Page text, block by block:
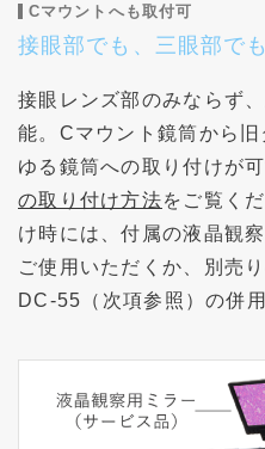
Cマウントへも取付可
接眼部でも、三眼部で
接眼レンズ部のみならず
能。Cマウント鏡筒から
ゆる鏡筒への取り付けが
の取り付け方法をご覧く
け時には、付属の液晶観
ご使用いただくか、別売
DC-55（次項参照）の併